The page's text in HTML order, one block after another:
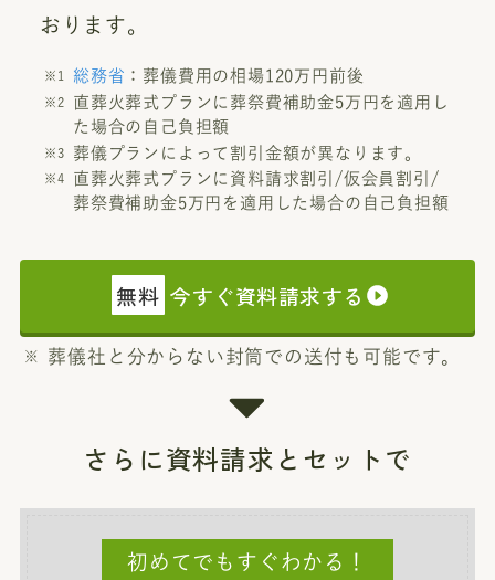
おります。
総務省 ：葬儀費用の相場120万円前後
直葬火葬式プランに葬祭費補助金5万円を適用し
た場合の自己負担額
葬儀プランによって割引金額が異なります。
直葬火葬式プランに資料請求割引/仮会員割引/
葬祭費補助金5万円を適用した場合の自己負担額
無料 今すぐ資料請求する
葬儀社と分からない封筒での送付も可能です。
さらに資料請求とセットで
初めてでもすぐわかる！